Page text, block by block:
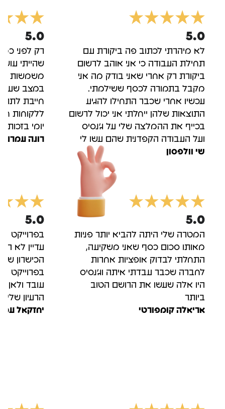
5.0
לא מיהרתי לכתוב פה ביקורת עם
תחילת העבודה כי אני אוהב לרשום
ביקורת רק אחרי שאני בודק מה אני
מקבל בתמורה לכסף ששילמתי.
עכשיו אחרי שכבר התחילו להגיע
התוצאות שלהן ייחלתי אני יכול לרשום
בכייף את ההמלצה שלי על ג'נסיס
ועל העבודה הקפדנית שהם עשו לי
שי וולפסון
5.0
רק לפני
שהייתי
משמשות לי
במצב
חייבת לתת
ללקוחות
יומי
רונה עמרני
5.0
המטרה שלי היתה להביא יותר פניות
מאותו סכום כסף שאני משקיעה,
התחלתי לבדוק אופציות אחרות
לחברה שכבר עבדתי איתה וג'נסיס
היו אלה שעשו את הרושם הטוב
ביותר
אריאלה קומפורטי
5.0
בפרוייקט
עדיין לא
הכישרון
בפרוייקט
עובד ולאן
הרעיון שלי
יחזקאל